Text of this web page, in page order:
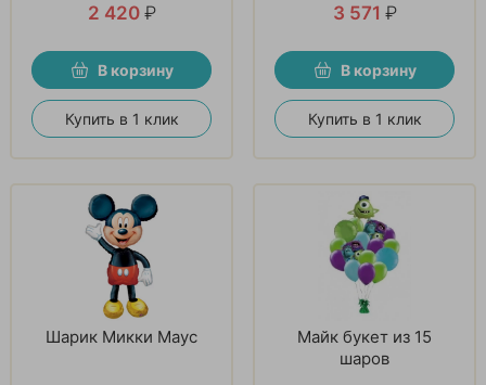
2 420 ₽
В корзину
Купить в 1 клик
3 571 ₽
В корзину
Купить в 1 клик
Шарик Микки Маус
Майк букет из 15
шаров